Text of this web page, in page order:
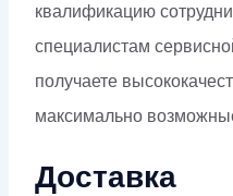
квалификацию
специалистам
получаете
максимально
Доставка